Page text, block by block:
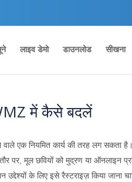
लाइव डेमो डाउनलोड सीखना
में कैसे बदलें
वाले एक नियमित कार्य की तरह लग
पर, मूल छवियों को मुद्रण या ऑनलाइन
के लिए इसे रैस्टराइज़ किया जाना